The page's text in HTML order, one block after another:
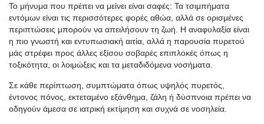
Το μήνυμα που πρέπει να μείνει είναι σαφές: Τα τσιμπήματα
εντόμων είναι τις περισσότερες φορές αθώα, αλλά σε ορισμένες
περιπτώσεις μπορούν να απειλήσουν τη ζωή. Η αναφυλαξία είναι
η πιο γνωστή και εντυπωσιακή αιτία, αλλά η παρουσία πυρετού
μάς στρέφει προς άλλες εξίσου σοβαρές επιπλοκές όπως η
τοξικότητα, οι λοιμώξεις και τα μεταδιδόμενα νοσήματα.
Σε κάθε περίπτωση, συμπτώματα όπως υψηλός πυρετός,
έντονος πόνος, εκτεταμένο εξάνθημα, ζάλη ή δύσπνοια πρέπει να
οδηγούν άμεσα σε ιατρική εκτίμηση και συχνά σε νοσηλεία.